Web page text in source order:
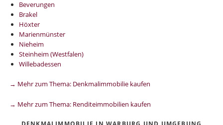
Beverungen
Brakel
Höxter
Marienmünster
Nieheim
Steinheim (Westfalen)
Willebadessen
→ Mehr zum Thema: Denkmalimmobilie kaufen
→ Mehr zum Thema: Renditeimmobilien kaufen